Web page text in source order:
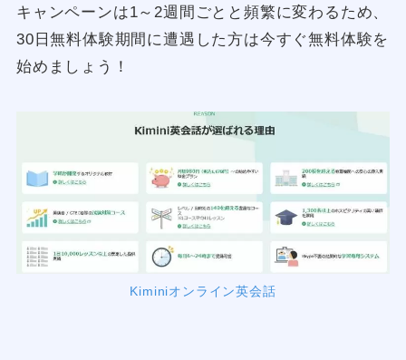
キャンペーンは1～2週間ごとと頻繁に変わるため、
30日無料体験期間に遭遇した方は今すぐ無料体験を
始めましょう！
Kiminiオンライン英会話